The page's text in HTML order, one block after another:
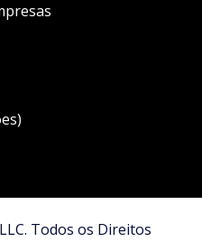
Todos os Direitos